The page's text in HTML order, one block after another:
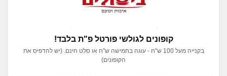
קופונים לגולשי פורטל פ"ת בלבד!
בקנייה מעל 100 ש"ח - עוגה בחמישה ש"ח או סלט חינם. (יש להדפיס את
הקופונים)